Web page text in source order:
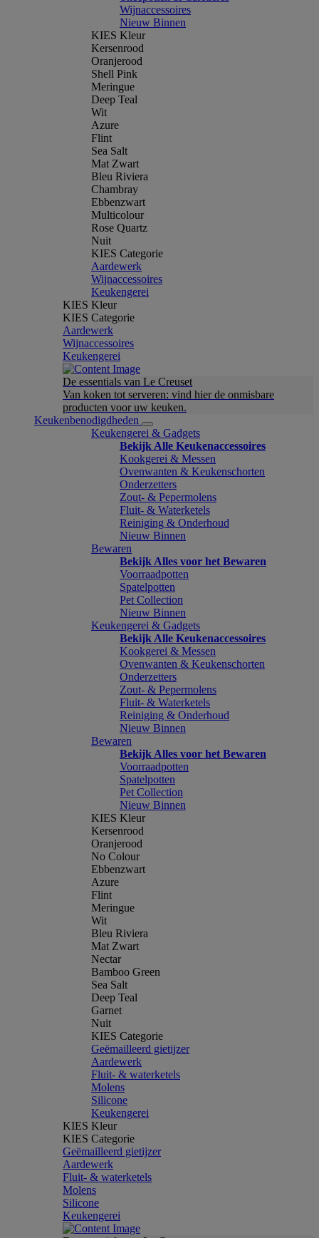
Wijnaccessoires
Nieuw Binnen
KIES Kleur
Kersenrood
Oranjerood
Shell Pink
Meringue
Deep Teal
Wit
Azure
Flint
Sea Salt
Mat Zwart
Bleu Riviera
Chambray
Ebbenzwart
Multicolour
Rose Quartz
Nuit
KIES Categorie
Aardewerk
Wijnaccessoires
Keukengerei
KIES Kleur
KIES Categorie
Aardewerk
Wijnaccessoires
Keukengerei
De essentials van Le Creuset
Van koken tot serveren: vind hier de onmisbare
producten voor uw keuken.
Keukenbenodigdheden
Keukengerei & Gadgets
Bekijk Alle Keukenaccessoires
Kookgerei & Messen
Ovenwanten & Keukenschorten
Onderzetters
Zout- & Pepermolens
Fluit- & Waterketels
Reiniging & Onderhoud
Nieuw Binnen
Bewaren
Bekijk Alles voor het Bewaren
Voorraadpotten
Spatelpotten
Pet Collection
Nieuw Binnen
Keukengerei & Gadgets
Bekijk Alle Keukenaccessoires
Kookgerei & Messen
Ovenwanten & Keukenschorten
Onderzetters
Zout- & Pepermolens
Fluit- & Waterketels
Reiniging & Onderhoud
Nieuw Binnen
Bewaren
Bekijk Alles voor het Bewaren
Voorraadpotten
Spatelpotten
Pet Collection
Nieuw Binnen
KIES Kleur
Kersenrood
Oranjerood
No Colour
Ebbenzwart
Azure
Flint
Meringue
Wit
Bleu Riviera
Mat Zwart
Nectar
Bamboo Green
Sea Salt
Deep Teal
Garnet
Nuit
KIES Categorie
Geëmailleerd gietijzer
Aardewerk
Fluit- & waterketels
Molens
Silicone
Keukengerei
KIES Kleur
KIES Categorie
Geëmailleerd gietijzer
Aardewerk
Fluit- & waterketels
Molens
Silicone
Keukengerei